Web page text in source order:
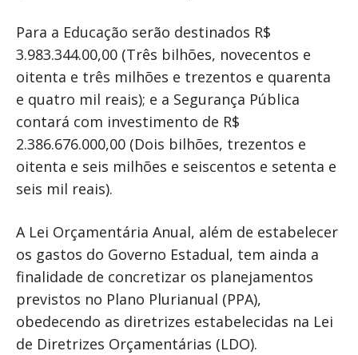
Para a Educação serão destinados R$
3.983.344.00,00 (Três bilhões, novecentos e
oitenta e três milhões e trezentos e quarenta
e quatro mil reais); e a Segurança Pública
contará com investimento de R$
2.386.676.000,00 (Dois bilhões, trezentos e
oitenta e seis milhões e seiscentos e setenta e
seis mil reais).
A Lei Orçamentária Anual, além de estabelecer
os gastos do Governo Estadual, tem ainda a
finalidade de concretizar os planejamentos
previstos no Plano Plurianual (PPA),
obedecendo as diretrizes estabelecidas na Lei
de Diretrizes Orçamentárias (LDO).